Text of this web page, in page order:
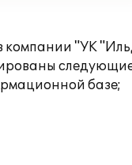
компании "УК
следующие
базе;